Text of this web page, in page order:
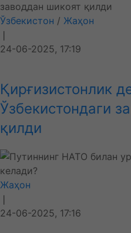
Ўзбекистон / Жаҳон
❘
24-06-2025, 17:19
Қирғизистонлик
Ўзбекистондаги
қилди
Жаҳон
❘
24-06-2025, 17:16